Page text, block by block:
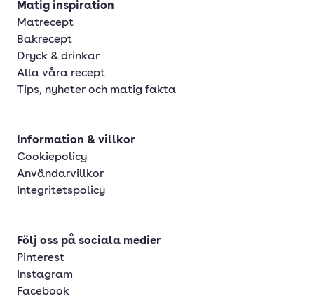
Matig inspiration
Matrecept
Bakrecept
Dryck & drinkar
Alla våra recept
Tips, nyheter och matig fakta
Information & villkor
Cookiepolicy
Användarvillkor
Integritetspolicy
Följ oss på sociala medier
Pinterest
Instagram
Facebook